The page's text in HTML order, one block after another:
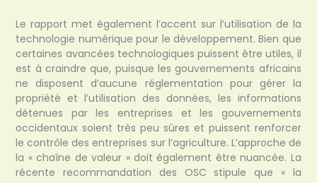
Le rapport met également l’accent sur l’utilisation de la
technologie numérique pour le développement. Bien que
certaines avancées technologiques puissent être utiles, il
est à craindre que, puisque les gouvernements africains
ne disposent d’aucune réglementation pour gérer la
propriété et l’utilisation des données, les informations
détenues par les entreprises et les gouvernements
occidentaux soient très peu sûres et puissent renforcer
le contrôle des entreprises sur l’agriculture. L’approche de
la « chaîne de valeur » doit également être nuancée. La
récente recommandation des OSC stipule que « la